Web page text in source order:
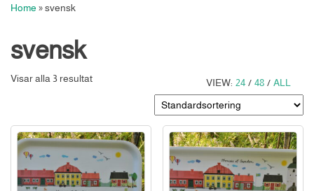
Home »svensk
svensk
VIEW: 24 / 48 / ALL
Visar alla 3 resultat